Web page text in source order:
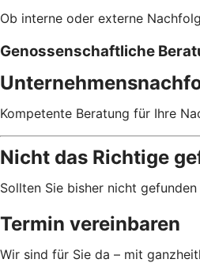
Ob interne oder externe
Genossenschaftliche
Kompetente Beratung für Ihre
Nicht das Richtige
Sollten Sie bisher nicht
Termin vereinbaren
Wir sind für Sie da – mit